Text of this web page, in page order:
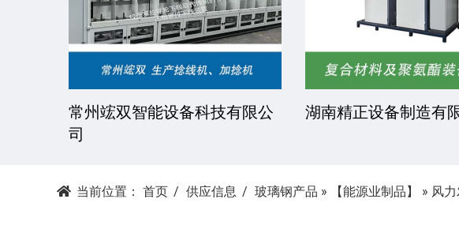
常州竤双智能设备科技有限公
司
湖南精正设备制造有
当前位置： 首页 供应信息 玻璃钢产品 » 【能源业制品】 » 风